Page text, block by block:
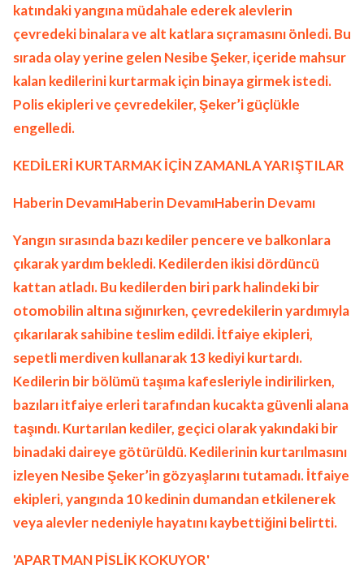
katındaki yangına müdahale ederek alevlerin
çevredeki binalara ve alt katlara sıçramasını önledi. Bu
sırada olay yerine gelen Nesibe Şeker, içeride mahsur
kalan kedilerini kurtarmak için binaya girmek istedi.
Polis ekipleri ve çevredekiler, Şeker’i güçlükle
engelledi.
KEDİLERİ KURTARMAK İÇİN ZAMANLA YARIŞTILAR
Haberin DevamıHaberin DevamıHaberin Devamı
Yangın sırasında bazı kediler pencere ve balkonlara
çıkarak yardım bekledi. Kedilerden ikisi dördüncü
kattan atladı. Bu kedilerden biri park halindeki bir
otomobilin altına sığınırken, çevredekilerin yardımıyla
çıkarılarak sahibine teslim edildi. İtfaiye ekipleri,
sepetli merdiven kullanarak 13 kediyi kurtardı.
Kedilerin bir bölümü taşıma kafesleriyle indirilirken,
bazıları itfaiye erleri tarafından kucakta güvenli alana
taşındı. Kurtarılan kediler, geçici olarak yakındaki bir
binadaki daireye götürüldü. Kedilerinin kurtarılmasını
izleyen Nesibe Şeker’in gözyaşlarını tutamadı. İtfaiye
ekipleri, yangında 10 kedinin dumandan etkilenerek
veya alevler nedeniyle hayatını kaybettiğini belirtti.
'APARTMAN PİSLİK KOKUYOR'